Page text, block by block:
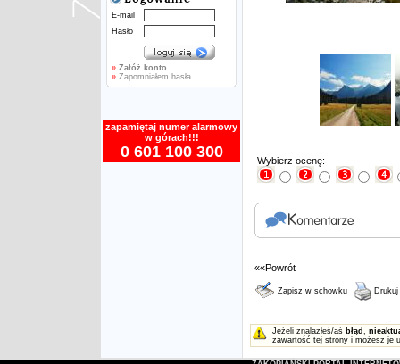
E-mail
Hasło
» Załóż konto
» Zapomniałem hasła
zapamiętaj numer alarmowy
w górach!!!
0 601 100 300 Wybierz ocenę:
««Powrót
Zapisz w schowku Drukuj
Jeżeli znalazłeś/aś błąd ,
zawartość tej strony i możesz je